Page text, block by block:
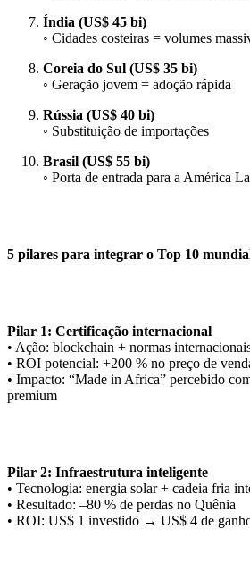
Índia (US$ 45 bi)
◦ Cidades costeiras = volumes
Coreia do Sul (US$ 35 bi)
◦ Geração jovem = adoção rápida
Rússia (US$ 40 bi)
◦ Substituição de importações
Brasil (US$ 55 bi)
◦ Porta de entrada para a América
5 pilares para integrar o Top 10
Pilar 1: Certificação internacional
• Ação: blockchain + normas
• ROI potencial: +200 % no preço de
• Impacto: “Made in Africa” percebido
premium
Pilar 2: Infraestrutura inteligente
• Tecnologia: energia solar + cadeia fria
• Resultado: –80 % de perdas no Quênia
• ROI: US$ 1 investido → US$ 4 de